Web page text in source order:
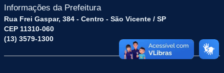
Informações da Prefeitura
Rua Frei Gaspar, 384 - Centro - São Vicente / SP
CEP 11310-060
(13) 3579-1300